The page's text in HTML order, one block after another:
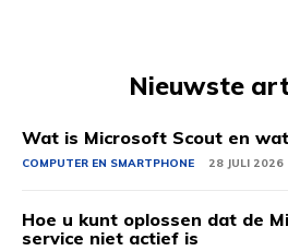
Nieuwste
Wat is Microsoft Scout en
COMPUTER EN SMARTPHONE 28 JULI 2026
Hoe u kunt oplossen dat de
service niet actief is